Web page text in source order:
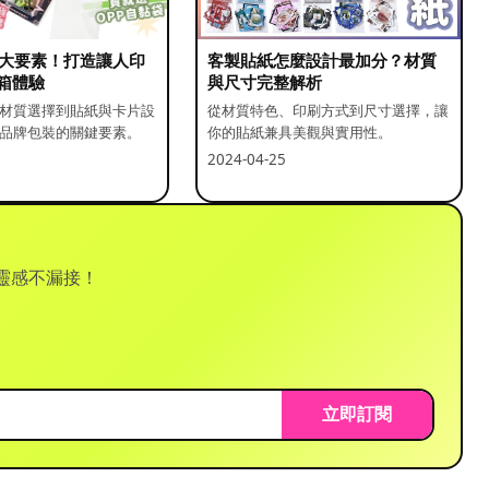
要素！打造讓人印
體驗
質選擇到貼紙與卡片設
牌包裝的關鍵要素。
客製貼紙怎麼設計最加分？材質
與尺寸完整解析
從材質特色、印刷方式到尺寸選擇，讓
你的貼紙兼具美觀與實用性。
2024-04-25
不漏接！
立即訂閱